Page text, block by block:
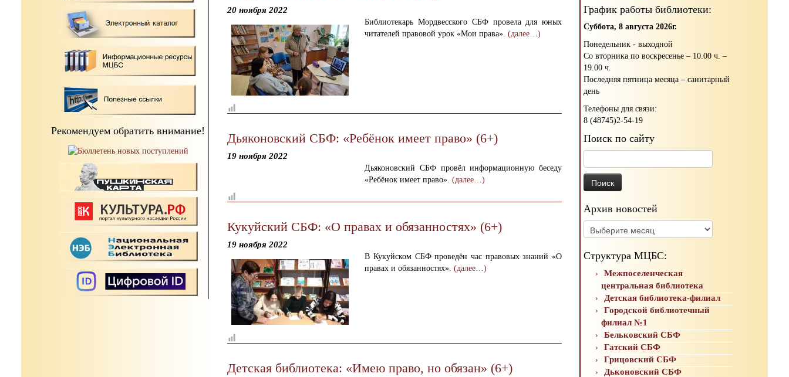
Рекомендуем обратить внимание!
20 ноября 2022
Библиотекарь Мордвесского СБФ провела для юных
читателей правовой урок «Мои права».(далее…)
Дьяконовский СБФ: «Ребёнок имеет право» (6+)
19 ноября 2022
Дьяконовский СБФ провёл информационную беседу
«Ребёнок имеет право».(далее…)
Кукуйский СБФ: «О правах и обязанностях» (6+)
19 ноября 2022
В Кукуйском СБФ проведён час правовых знаний «О
правах и обязанностях».(далее…)
Детская библиотека: «Имею право, но обязан» (6+)
График работы библиотеки:
Суббота, 8 августа 2026г.
Понедельник - выходной
Со вторника по воскресенье – 10.00 ч. –
19.00 ч.
Последняя пятница месяца – санитарный
день
Телефоны для связи:
8 (48745)2-54-19
Поиск по сайту
Архив новостей
Архив
новостей
Структура МЦБС:
Межпоселенческая
центральная библиотека
Детская библиотека-филиал
Городской библиотечный
филиал №1
Бельковский СБФ
Гатский СБФ
Грицовский СБФ
Дьконовский СБФ